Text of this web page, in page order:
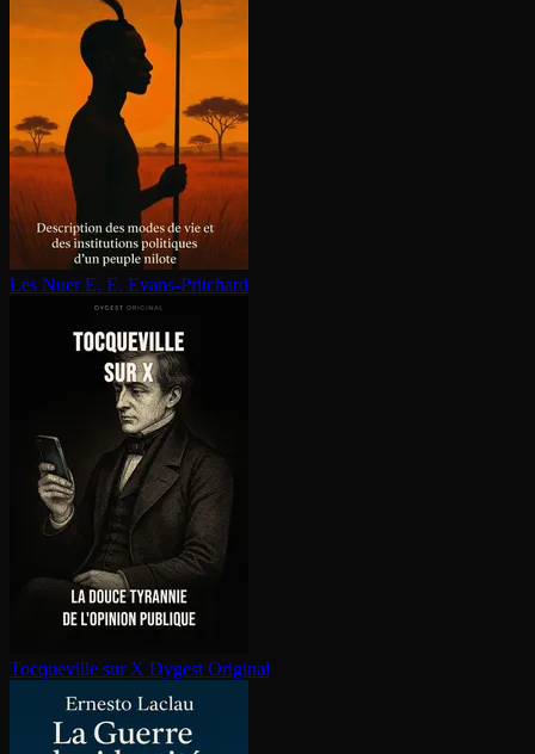
Les Nuer E. E. Evans-Pritchard
Tocqueville sur X Dygest Original